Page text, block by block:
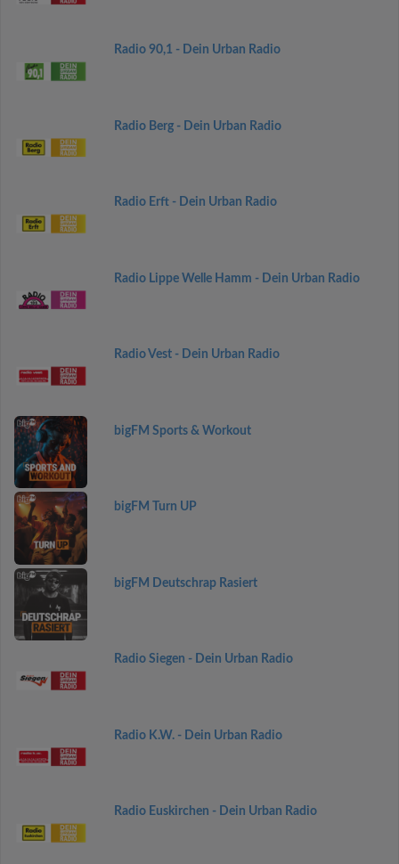
Radio 90,1 - Dein Urban Radio
Radio Berg - Dein Urban Radio
Radio Erft - Dein Urban Radio
Radio Lippe Welle Hamm - Dein Urban Radio
Radio Vest - Dein Urban Radio
bigFM Sports & Workout
bigFM Turn UP
bigFM Deutschrap Rasiert
Radio Siegen - Dein Urban Radio
Radio K.W. - Dein Urban Radio
Radio Euskirchen - Dein Urban Radio